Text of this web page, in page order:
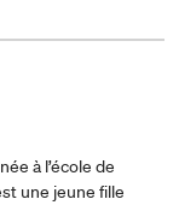
à l’école de
une jeune fille